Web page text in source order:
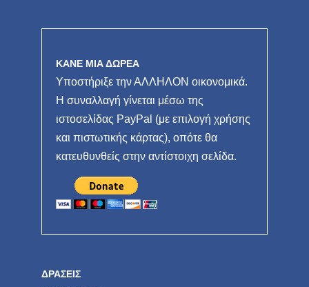
ΚΑΝΕ ΜΙΑ ΔΩΡΕΑ
Υποστήριξε την ΑΛΛΗΛΟΝ οικονομικά.
Η συναλλαγή γίνεται μέσω της
ιστοσελίδας PayPal (με επιλογή χρήσης
και πιστωτικής κάρτας), οπότε θα
κατευθυνθείς στην αντίστοιχη σελίδα.
ΔΡΆΣΕΙΣ